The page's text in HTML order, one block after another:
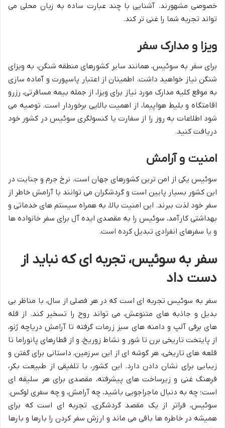
خصوصی مشهورند. آشنایی با چند عبارت ساده به زبان محلی می
تواند تجربه شما را غنی تر کند.
ویزا و مدارک سفر
برای سفر به سوئیس، همانند سایر کشورهای منطقه شنگن، به ویزای
شنگن نیاز خواهید داشت. اطمینان از اعتبار پاسپورت و آماده سازی
به موقع کلیه مدارک مورد نیاز برای ویزا، از جمله بیمه مسافرتی، رزرو
اقامتگاه و بلیط هواپیما، از اهمیت بالایی برخوردار است. توصیه می
شود اطلاعات به روز را از سفارت یا کنسولگری سوئیس در کشور خود
دریافت کنید.
امنیت و آرامش
سوئیس یکی از امن ترین کشورهای جهان است. نرخ جرم و جنایت در
این کشور بسیار پایین است و گردشگران می توانند با آرامش خاطر از
سفر خود لذت ببرند. این امنیت بالا، به همراه سیستم های خدماتی و
بهداشتی کارآمد، سوئیس را به مقصدی ایده آل برای سفر خانواده ها
و یا سفرهای انفرادی تبدیل کرده است.
سفر به سوئیس، تجربه ای که نباید از
دست داد
سفر به سوئیس تجربه ای است که در هر فصلی از سال، با مناظر بی
بدیل و جاذبه های متنوعش، می تواند روح را تسخیر کند. از قله
های برفی آلپ و دامنه های سبز زرمات گرفته تا آرامش دریاچه ژنو،
از پایتخت تاریخی برن تا شور و نشاط زوریخ، و از قطارهای پانوراما تا
قلعه های تاریخی، هر گوشه ای از این سرزمین، داستانی برای گفتن و
زیبایی برای نشان دادن دارد. این کشور، با تلفیقی از طبیعت بکر،
فرهنگ غنی و زیرساخت های پیشرفته، مقصدی برای هر سلیقه ای
است؛ چه به دنبال ماجراجویی باشید، چه آرامش، و چه سفری لوکس.
سوئیس، فراتر از یک مقصد گردشگری، تجربه ای است که برای
همیشه در خاطره ها باقی می ماند و ارزش سفر کردن را بارها و بارها